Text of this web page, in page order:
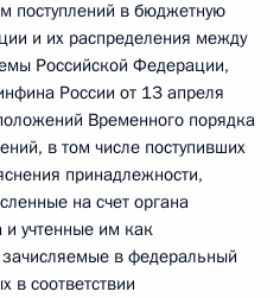
поступлений в бюджетную
и их распределения между
Российской Федерации,
России от 13 апреля
Временного порядка
в том числе поступивших
принадлежности,
на счет органа
и учтенные им как
в федеральный
в соответствии